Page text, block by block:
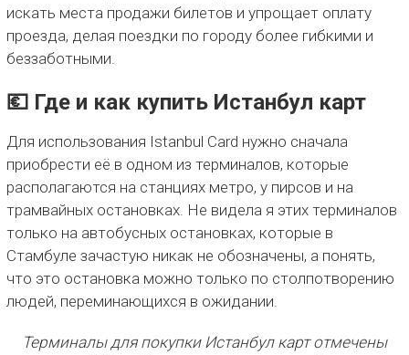
искать места продажи билетов и упрощает оплату
проезда, делая поездки по городу более гибкими и
беззаботными.
💶 Где и как купить Истанбул карт
Для использования Istanbul Card нужно сначала
приобрести её в одном из терминалов, которые
располагаются на станциях метро, у пирсов и на
трамвайных остановках. Не видела я этих терминалов
только на автобусных остановках, которые в
Стамбуле зачастую никак не обозначены, а понять,
что это остановка можно только по столпотворению
людей, переминающихся в ожидании.
Терминалы для покупки Истанбул карт отмечены